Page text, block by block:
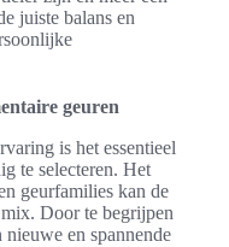
juiste balans en
geuren
is het essentieel
te selecteren. Het
geurfamilies kan de
Door te begrijpen
en spannende